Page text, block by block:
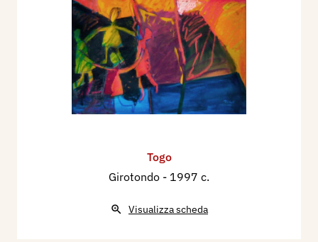
Togo
Girotondo - 1997 c.
Visualizza scheda